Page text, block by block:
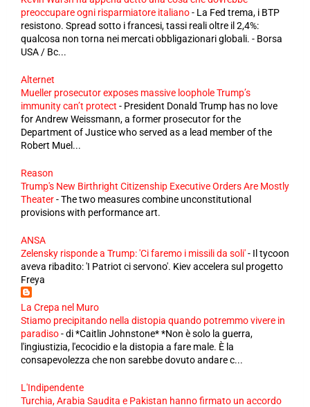
preoccupare ogni risparmiatore italiano- La Fed trema, i BTP
resistono. Spread sotto i francesi, tassi reali oltre il 2,4%:
qualcosa non torna nei mercati obbligazionari globali. - Borsa
USA / Bc...
Alternet
Mueller prosecutor exposes massive loophole Trump’s
immunity can’t protect - President Donald Trump has no love
for Andrew Weissmann, a former prosecutor for the
Department of Justice who served as a lead member of the
Robert Muel...
Reason
Trump's New Birthright Citizenship Executive Orders Are Mostly
Theater-The two measures combine unconstitutional
provisions with performance art.
ANSA
Zelensky risponde a Trump: 'Ci faremo i missili da soli'- Il tycoon
aveva ribadito: 'I Patriot ci servono'. Kiev accelera sul progetto
Freya
La Crepa nel Muro
Stiamo precipitando nella distopia quando potremmo vivere in
paradiso-di *Caitlin Johnstone* *Non è solo la guerra,
l'ingiustizia, l'ecocidio e la distopia a fare male. È la
consapevolezza che non sarebbe dovuto andare c...
L'Indipendente
Turchia, Arabia Saudita e Pakistan hanno firmato un accordo